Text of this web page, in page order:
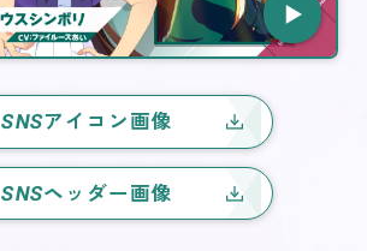
SNSアイコン画像
SNSヘッダー画像